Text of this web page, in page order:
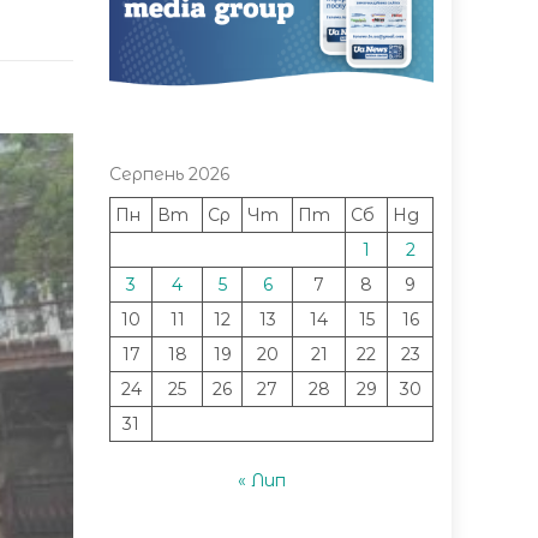
Серпень 2026
Пн
Вт Ср Чт Пт Сб
Нд
1
2
3
4 5 6 7 8
9
10
11 12 13 14 15
16
17
18 19 20 21 22
23
24
25 26 27 28 29
30
31
« Лип